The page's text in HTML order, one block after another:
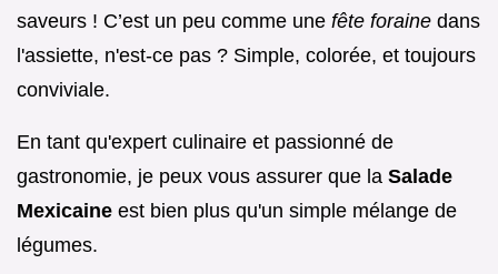
saveurs ! C’est un peu comme une fête foraine dans
l'assiette, n'est-ce pas ? Simple, colorée, et toujours
conviviale.
En tant qu'expert culinaire et passionné de
gastronomie, je peux vous assurer que la Salade
Mexicaine est bien plus qu'un simple mélange de
légumes.